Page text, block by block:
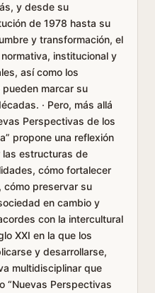
y desde su
de 1978 hasta su
y transformación, el
institucional y
así como los
marcar su
· Pero, más allá
Perspectivas de los
propone una reflexión
estructuras de
cómo fortalecer
preservar su
en cambio y
con la intercultural
XXI en la que los
y desarrollarse,
multidisciplinar que
“Nuevas Perspectivas